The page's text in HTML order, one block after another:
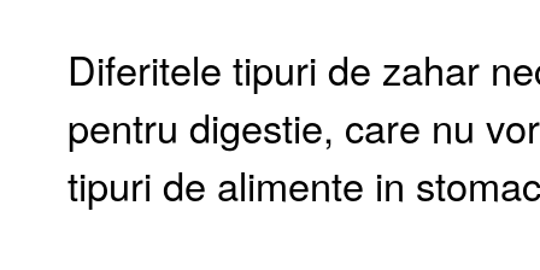
Diferitele tipuri de zahar
pentru digestie, care nu
tipuri de alimente in